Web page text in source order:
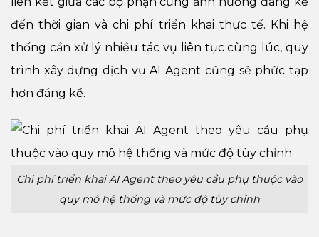
đến thời gian và chi phí triển khai thực tế. Khi hệ
thống cần xử lý nhiều tác vụ liên tục cùng lúc, quy
trình xây dựng dịch vụ AI Agent cũng sẽ phức tạp
hơn đáng kể.
Chi phí triển khai AI Agent theo yêu cầu phụ thuộc vào
quy mô hệ thống và mức độ tùy chỉnh